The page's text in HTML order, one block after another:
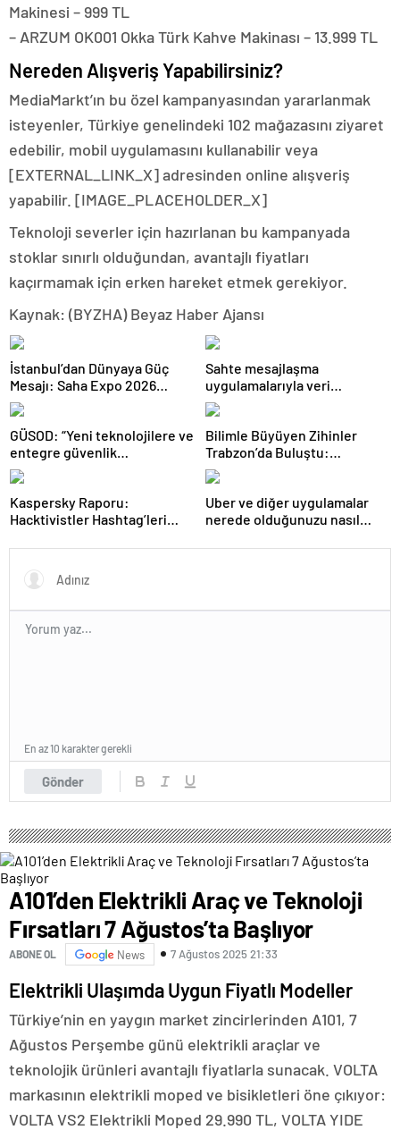
Makinesi – 999 TL
– ARZUM OK001 Okka Türk Kahve Makinası – 13.999 TL
Nereden Alışveriş Yapabilirsiniz?
MediaMarkt’ın bu özel kampanyasından yararlanmak
isteyenler, Türkiye genelindeki 102 mağazasını ziyaret
edebilir, mobil uygulamasını kullanabilir veya
[EXTERNAL_LINK_X] adresinden online alışveriş
yapabilir. [IMAGE_PLACEHOLDER_X]
Teknoloji severler için hazırlanan bu kampanyada
stoklar sınırlı olduğundan, avantajlı fiyatları
kaçırmamak için erken hareket etmek gerekiyor.
Kaynak: (BYZHA) Beyaz Haber Ajansı
İstanbul’dan Dünyaya Güç
Mesajı: Saha Expo 2026
Rekorlarla Kapılarını Kapattı
Sahte mesajlaşma
uygulamalarıyla veri
sızdırıyorlar- Haber Şafak
GÜSOD: “Yeni teknolojilere ve
entegre güvenlik
sistemlerine önem artacak”-
Haber Şafak
Bilimle Büyüyen Zihinler
Trabzon’da Buluştu:
STEAMFEST’te Bilim Rüzgârı
Esti!- Haber Şafak
Kaspersky Raporu:
Hacktivistler Hashtag’leri
Kullanıyor, 2025’te
Saldırılarda DDoS Öne
Çıkıyor- Haber Şafak
Uber ve diğer uygulamalar
nerede olduğunuzu nasıl
Gönder
En az 10 karakter gerekli
A101’den Elektrikli Araç ve Teknoloji
Fırsatları 7 Ağustos’ta Başlıyor
ABONE OL News 7 Ağustos 2025 21:33
Elektrikli Ulaşımda Uygun Fiyatlı Modeller
Türkiye’nin en yaygın market zincirlerinden A101, 7
Ağustos Perşembe günü elektrikli araçlar ve
teknolojik ürünleri avantajlı fiyatlarla sunacak. VOLTA
markasının elektrikli moped ve bisikletleri öne çıkıyor:
VOLTA VS2 Elektrikli Moped 29.990 TL, VOLTA YIDE